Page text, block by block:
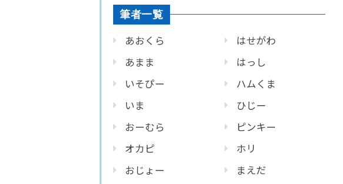
筆者一覧
あおくら
あまま
いそぴー
いま
おーむら
オカピ
おじょー
はせがわ
はっし
ハムくま
ひじー
ピンキー
ホリ
まえだ